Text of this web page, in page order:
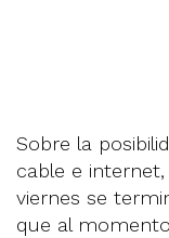
Sobre la
cable e
viernes se
que al